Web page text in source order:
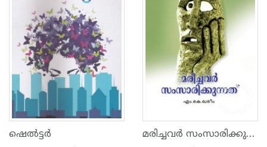
ഷെല്‍ട്ടര്‍ മരിച്ചവര്‍ സംസാരിക്കുന്നത്